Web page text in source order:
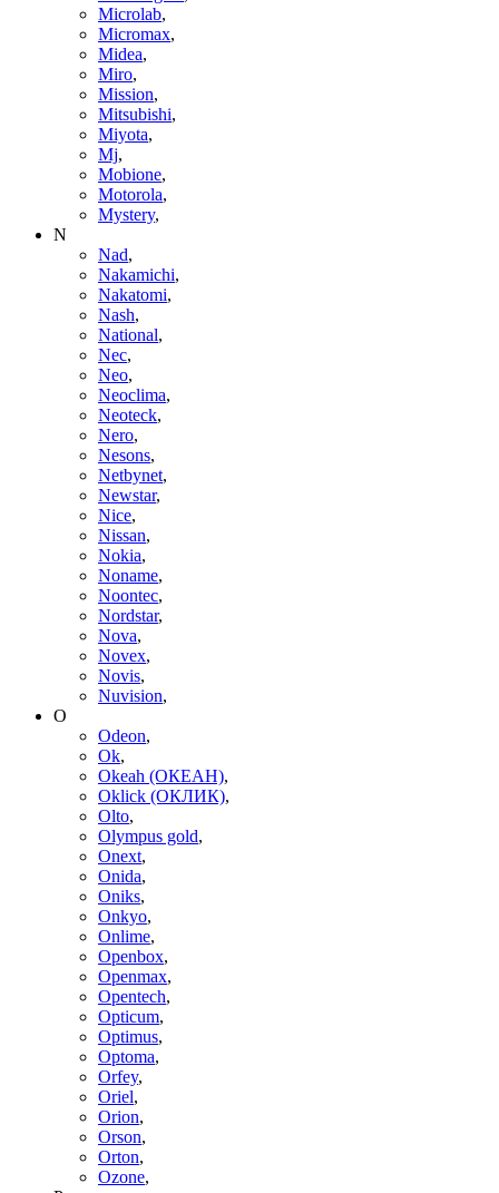
Microlab,
Micromax,
Midea,
Miro,
Mission,
Mitsubishi,
Miyota,
Mj,
Mobione,
Motorola,
Mystery,
N
Nad,
Nakamichi,
Nakatomi,
Nash,
National,
Nec,
Neo,
Neoclima,
Neoteck,
Nero,
Nesons,
Netbynet,
Newstar,
Nice,
Nissan,
Nokia,
Noname,
Noontec,
Nordstar,
Nova,
Novex,
Novis,
Nuvision,
O
Odeon,
Ok,
Okeah (ОКЕАН),
Oklick (ОКЛИК),
Olto,
Olympus gold,
Onext,
Onida,
Oniks,
Onkyo,
Onlime,
Openbox,
Openmax,
Opentech,
Opticum,
Optimus,
Optoma,
Orfey,
Oriel,
Orion,
Orson,
Orton,
Ozone,